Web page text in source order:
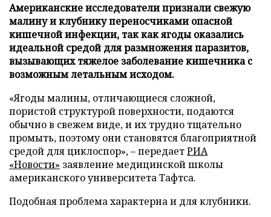
Американские исследователи признали свежую
малину и клубнику переносчиками опасной
кишечной инфекции, так как ягоды оказались
идеальной средой для размножения паразитов,
вызывающих тяжелое заболевание кишечника с
возможным летальным исходом.
«Ягоды малины, отличающиеся сложной,
пористой структурой поверхности, подаются
обычно в свежем виде, и их трудно тщательно
промыть, поэтому они становятся благоприятной
средой для циклоспор», – передаетРИА
«Новости» заявление медицинской школы
американского университета Тафтса.
Подобная проблема характерна и для клубники.